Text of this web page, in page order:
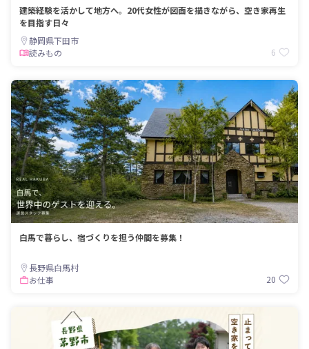
建築経験を活かして地方へ。20代女性が図面を描きながら、空き家再生
を目指す日々
静岡県下田市
読みもの
6
白馬で暮らし、宿づくりを担う仲間を募集！
長野県白馬村
お仕事
20